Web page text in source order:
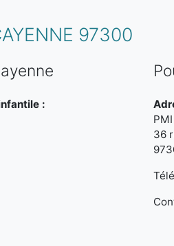
97300
:
36